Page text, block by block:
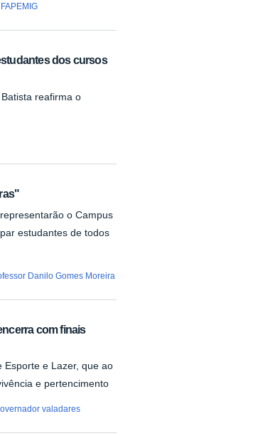
FAPEMIG
dos cursos
reafirma o
o Campus
estudantes de todos
Danilo Gomes Moreira
com finais
Esporte e Lazer, que ao
e pertencimento
valadares